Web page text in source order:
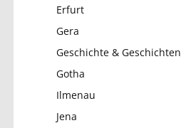
Erfurt
Gera
Geschichte & Geschichten
Gotha
Ilmenau
Jena